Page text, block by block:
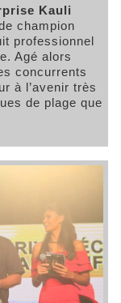
Kauli
champion
professionnel
Agé alors
concurrents
à l’avenir très
de plage que